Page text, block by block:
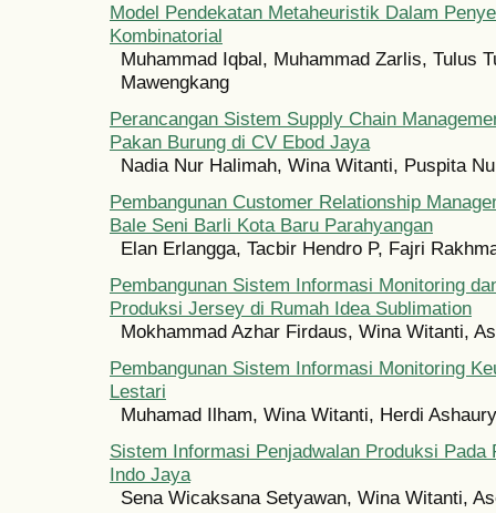
Model Pendekatan Metaheuristik Dalam
Kombinatorial
Muhammad Iqbal, Muhammad Zarlis, Tulus
Mawengkang
Perancangan Sistem Supply Chain
Pakan Burung di CV Ebod Jaya
Nadia Nur Halimah, Wina Witanti, Puspita
Pembangunan Customer Relationship
Bale Seni Barli Kota Baru Parahyangan
Elan Erlangga, Tacbir Hendro P, Fajri
Pembangunan Sistem Informasi Monitoring
Produksi Jersey di Rumah Idea Sublimation
Mokhammad Azhar Firdaus, Wina Witanti,
Pembangunan Sistem Informasi Monitoring
Lestari
Muhamad Ilham, Wina Witanti, Herdi Ashaury
Sistem Informasi Penjadwalan Produksi Pada
Indo Jaya
Sena Wicaksana Setyawan, Wina Witanti,